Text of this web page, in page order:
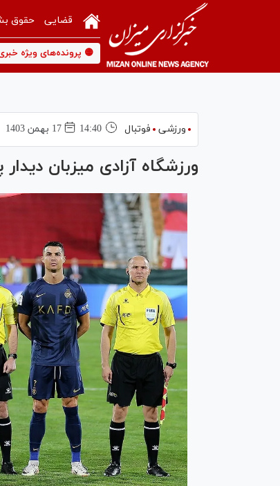
قضایی حقوق
🟡 پرونده‌های ویژه
ورزشی فوتبال 14:40 17 بهمن 1403
ورزشگاه آزادی میزبان